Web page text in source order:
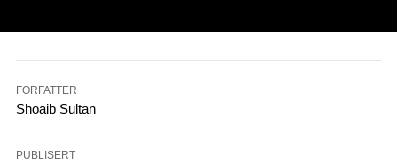
FORFATTER
Shoaib Sultan
PUBLISERT